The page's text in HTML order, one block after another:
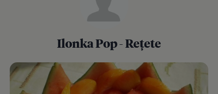
Ilonka Pop - Rețete